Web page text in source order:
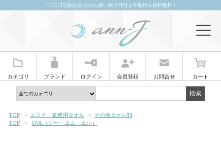
11,000円(税込)以上のお買い物で代引き手数料＆送料無料！
カテゴリ ブランド ログイン 会員登録 お問合せ カート
TOP > エステ・業務用タオル > その他タオル類
TOP
> CML（シー・エム・エル）